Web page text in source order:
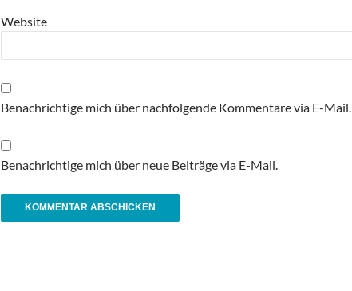
Website
Benachrichtige mich über nachfolgende Kommentare via E-Mail.
Benachrichtige mich über neue Beiträge via E-Mail.